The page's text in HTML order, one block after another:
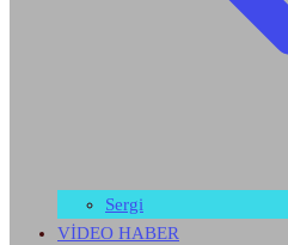
Sergi
VİDEO HABER